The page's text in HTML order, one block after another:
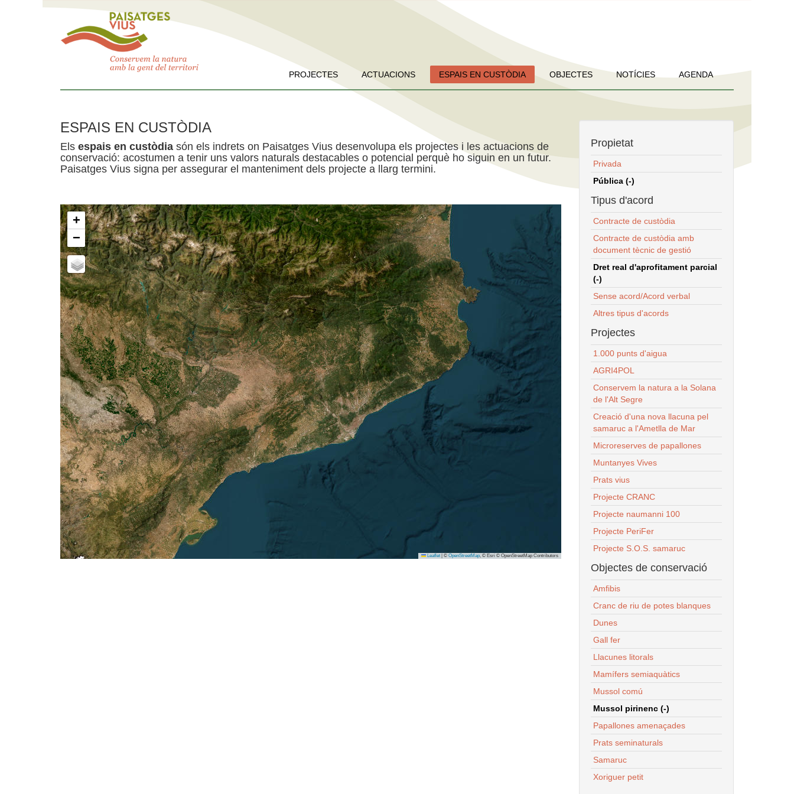
PROJECTES ACTUACIONS ESPAIS EN CUSTÒDIA OBJECTES NOTÍCIES AGENDA
ESPAIS EN CUSTÒDIA
Els espais en custòdia són els indrets on Paisatges Vius desenvolupa els projectes i les actuacions de
conservació: acostumen a tenir uns valors naturals destacables o potencial perquè ho siguin en un futur.
Paisatges Vius signa per assegurar el manteniment dels projecte a llarg termini.
+
−
Leaflet © OpenStreetMap, © Esri © OpenStreetMap Contributors
Propietat
Privada
Pública (-)
Tipus d'acord
Contracte de custòdia
Contracte de custòdia amb
document tècnic de gestió
Dret real d'aprofitament parcial
(-)
Sense acord/Acord verbal
Altres tipus d'acords
Projectes
1.000 punts d'aigua
AGRI4POL
Conservem la natura a la Solana
de l'Alt Segre
Creació d'una nova llacuna pel
samaruc a l'Ametlla de Mar
Microreserves de papallones
Muntanyes Vives
Prats vius
Projecte CRANC
Projecte naumanni 100
Projecte PeriFer
Projecte S.O.S. samaruc
Objectes de conservació
Amfibis
Cranc de riu de potes blanques
Dunes
Gall fer
Llacunes litorals
Mamífers semiaquàtics
Mussol comú
Mussol pirinenc (-)
Papallones amenaçades
Prats seminaturals
Samaruc
Xoriguer petit